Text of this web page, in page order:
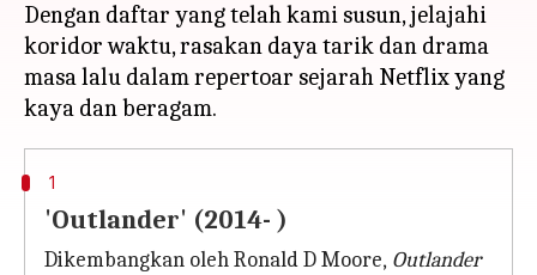
Dengan daftar yang telah kami susun, jelajahi
koridor waktu, rasakan daya tarik dan drama
masa lalu dalam repertoar sejarah Netflix yang
1
'Outlander' (2014- )
Dikembangkan oleh Ronald D Moore, Outlander